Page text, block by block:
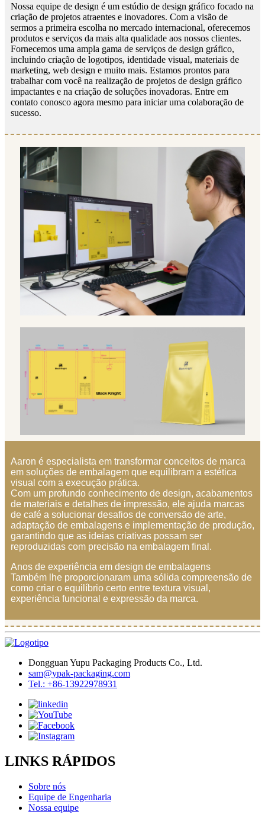
Nossa equipe de design é um estúdio de design gráfico focado na
criação de projetos atraentes e inovadores. Com a visão de
sermos a primeira escolha no mercado internacional, oferecemos
produtos e serviços da mais alta qualidade aos nossos clientes.
Fornecemos uma ampla gama de serviços de design gráfico,
incluindo criação de logotipos, identidade visual, materiais de
marketing, web design e muito mais. Estamos prontos para
trabalhar com você na realização de projetos de design gráfico
impactantes e na criação de soluções inovadoras. Entre em
contato conosco agora mesmo para iniciar uma colaboração de
sucesso.
Aaron é especialista em transformar conceitos de marca
em soluções de embalagem que equilibram a estética
visual com a execução prática.
Com um profundo conhecimento de design, acabamentos
de materiais e detalhes de impressão, ele ajuda marcas
de café a solucionar desafios de conversão de arte,
adaptação de embalagens e implementação de produção,
garantindo que as ideias criativas possam ser
reproduzidas com precisão na embalagem final.
Anos de experiência em design de embalagens
Também lhe proporcionaram uma sólida compreensão de
como criar o equilíbrio certo entre textura visual,
experiência funcional e expressão da marca.
Dongguan Yupu Packaging Products Co., Ltd.
sam@ypak-packaging.com
Tel.: +86-13922978931
LINKS RÁPIDOS
Sobre nós
Equipe de Engenharia
Nossa equipe